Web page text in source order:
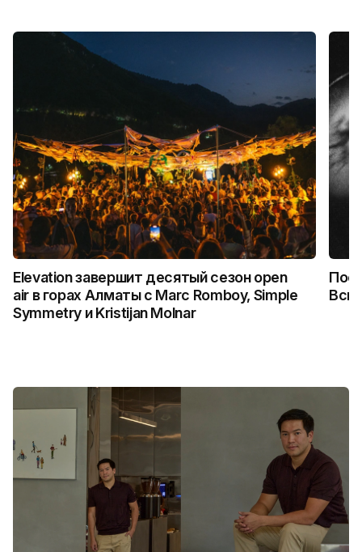
Elevation завершит десятый сезон open
air в горах Алматы с Marc Romboy, Simple
Symmetry и Kristijan Molnar